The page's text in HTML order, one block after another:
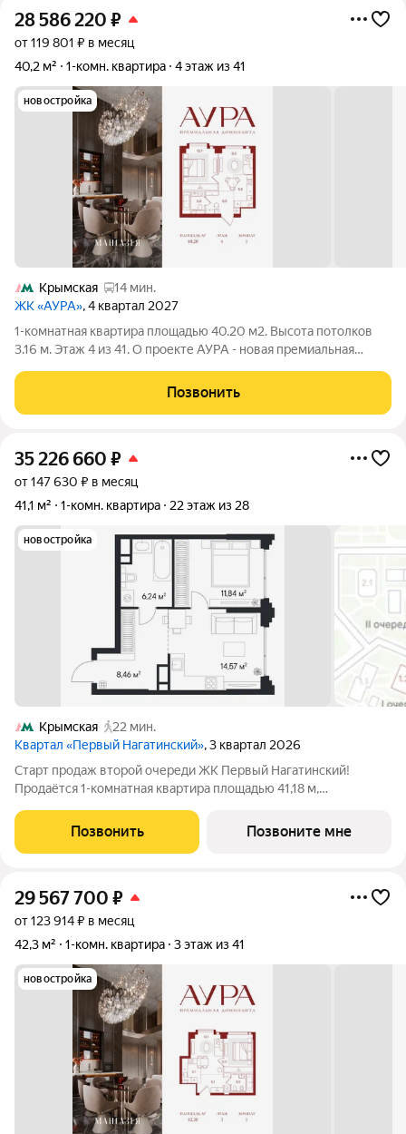
28 586 220 ₽
от 119 801 ₽ в месяц
40,2 м²
1-комн. квартира 4 этаж из 41
новостройка
Крымская
14 мин.
ЖК «АУРА», 4 квартал 2027
1-комнатная квартира площадью 40.20 м2. Высота потолков
3.16 м. Этаж 4 из 41. О проекте АУРА - новая премиальная
состоит из 42-этажной Бронзовой башни и 41-этажной
Серебряной. Рядом расположены
Позвонить
35 226 660 ₽
от 147 630 ₽ в месяц
41,1 м²
1-комн. квартира 22 этаж из 28
новостройка
Крымская
22 мин.
Квартал «Первый Нагатинский», 3 квартал 2026
Старт продаж второй очереди ЖК Первый Нагатинский!
Продаётся 1-комнатная квартира площадью 41,18 м,
город, современные планировочные решения и выгодные
условия покупки. Прямая продажа от
Позвонить Позвоните мне
29 567 700 ₽
от 123 914 ₽ в месяц
42,3 м²
1-комн. квартира 3 этаж из 41
новостройка